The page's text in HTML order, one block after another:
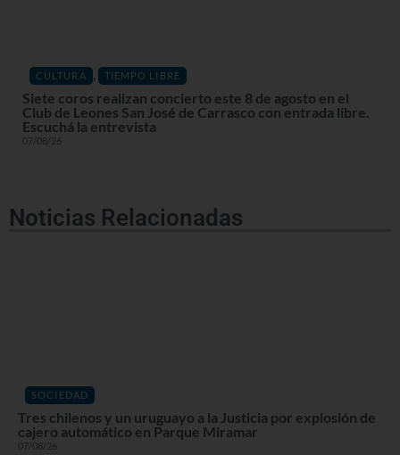
CULTURA , TIEMPO LIBRE
Siete coros realizan concierto este 8 de agosto en el
Club de Leones San José de Carrasco con entrada libre.
Escuchá la entrevista
07/08/26
Noticias Relacionadas
SOCIEDAD
Tres chilenos y un uruguayo a la Justicia por explosión de
cajero automático en Parque Miramar
07/08/26